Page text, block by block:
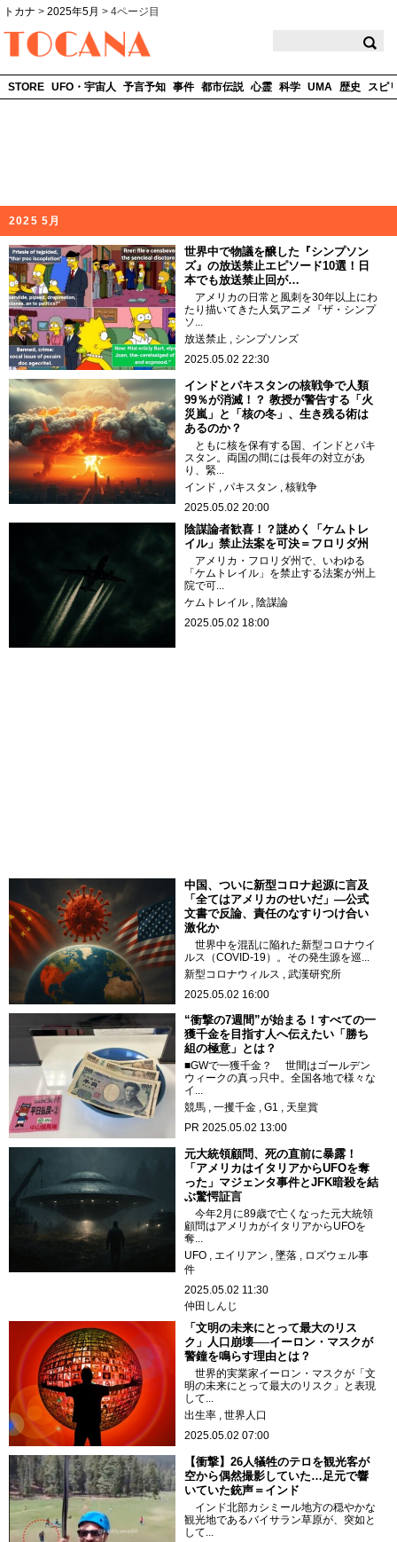
トカナ > 2025年5月 > 4ページ目
STORE UFO・宇宙人 予言予知 事件 都市伝説 心霊 科学 UMA 歴史 スピ
2025 5月
世界中で物議を醸した『シンプソン
ズ』の放送禁止エピソード10選！日
本でも放送禁止回が…
アメリカの日常と風刺を30年以上にわ
たり描いてきた人気アニメ『ザ・シンプ
ソ...
放送禁止
シンプソンズ
2025.05.02 22:30
インドとパキスタンの核戦争で人類
99％が消滅！？ 教授が警告する「火
災嵐」と「核の冬」、生き残る術は
あるのか？
ともに核を保有する国、インドとパキ
スタン。両国の間には長年の対立があ
り、緊...
インド
パキスタン
核戦争
2025.05.02 20:00
陰謀論者歓喜！？謎めく「ケムトレ
イル」禁止法案を可決＝フロリダ州
アメリカ・フロリダ州で、いわゆる
「ケムトレイル」を禁止する法案が州上
院で可...
ケムトレイル
陰謀論
2025.05.02 18:00
中国、ついに新型コロナ起源に言及
「全てはアメリカのせいだ」―公式
文書で反論、責任のなすりつけ合い
激化か
世界中を混乱に陥れた新型コロナウイ
ルス（COVID-19）。その発生源を巡...
新型コロナウィルス
武漢研究所
2025.05.02 16:00
“衝撃の7週間”が始まる！すべての一
獲千金を目指す人へ伝えたい「勝ち
組の極意」とは？
■GWで一獲千金？ 世間はゴールデン
ウィークの真っ只中。全国各地で様々な
イ...
競馬
一攫千金 G1
天皇賞
PR 2025.05.02 13:00
元大統領顧問、死の直前に暴露！
「アメリカはイタリアからUFOを奪
った」マジェンタ事件とJFK暗殺を結
ぶ驚愕証言
今年2月に89歳で亡くなった元大統領
顧問はアメリカがイタリアからUFOを
奪...
UFO
エイリアン 墜落
ロズウェル事
件
2025.05.02 11:30
仲田しんじ
「文明の未来にとって最大のリス
ク」人口崩壊──イーロン・マスクが
警鐘を鳴らす理由とは？
世界的実業家イーロン・マスクが「文
明の未来にとって最大のリスク」と表現
して...
出生率
世界人口
2025.05.02 07:00
【衝撃】26人犠牲のテロを観光客が
空から偶然撮影していた…足元で響
いていた銃声＝インド
インド北部カシミール地方の穏やかな
観光地であるバイサラン草原が、突如と
して...